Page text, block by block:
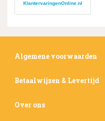
KlantervaringenOnline.nl
Algemene voorwaarden
Betaalwijzen & Levertijd
Over ons